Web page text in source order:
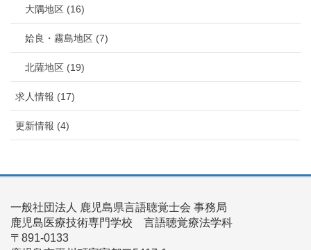
大隅地区 (16)
姶良・霧島地区 (7)
北薩地区 (19)
求人情報 (17)
更新情報 (4)
一般社団法人 鹿児島県言語聴覚士会 事務局
鹿児島医療技術専門学校 言語聴覚療法学科
〒891-0133